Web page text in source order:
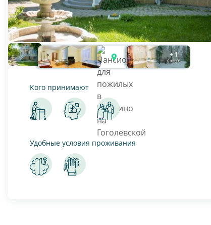
+ 1
фото
Кого принимают
Удобные условия проживания